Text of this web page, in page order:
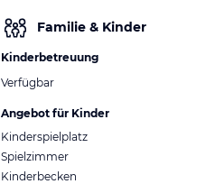
Familie & Kinder
Kinderbetreuung
Verfügbar
Angebot für Kinder
Kinderspielplatz
Spielzimmer
Kinderbecken